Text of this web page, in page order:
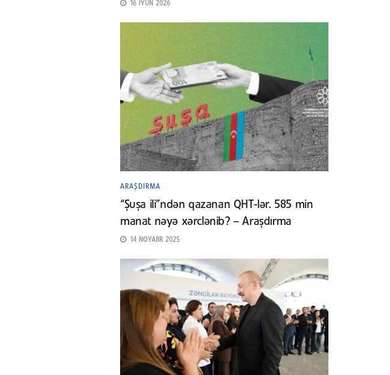
16 İYUN 2026
ARAŞDIRMA
“Şuşa ili”ndən qazanan QHT-lər. 585 min
manat nəyə xərclənib? – Araşdırma
14 NOYABR 2025